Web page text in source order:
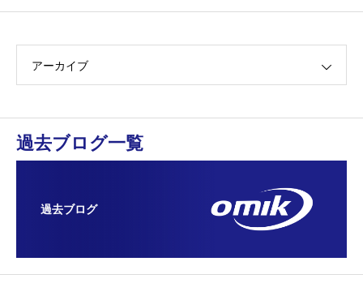
アーカイブ
過去ブログ一覧
過去ブログ